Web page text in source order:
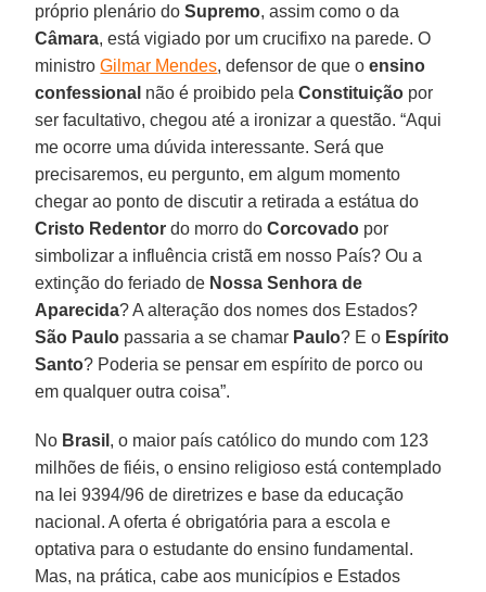
próprio plenário doSupremo, assim como o da
Câmara, está vigiado por um crucifixo na parede. O
ministroGilmar Mendes, defensor de que oensino
confessional não é proibido pelaConstituição por
ser facultativo, chegou até a ironizar a questão. “Aqui
me ocorre uma dúvida interessante. Será que
precisaremos, eu pergunto, em algum momento
chegar ao ponto de discutir a retirada a estátua do
Cristo Redentor do morro doCorcovado por
simbolizar a influência cristã em nosso País? Ou a
extinção do feriado de Nossa Senhora de
Aparecida? A alteração dos nomes dos Estados?
São Paulo passaria a se chamar Paulo? E o Espírito
Santo? Poderia se pensar em espírito de porco ou
em qualquer outra coisa”.
No Brasil , o maior país católico do mundo com 123
milhões de fiéis, o ensino religioso está contemplado
na lei 9394/96 de diretrizes e base da educação
nacional. A oferta é obrigatória para a escola e
optativa para o estudante do ensino fundamental.
Mas, na prática, cabe aos municípios e Estados